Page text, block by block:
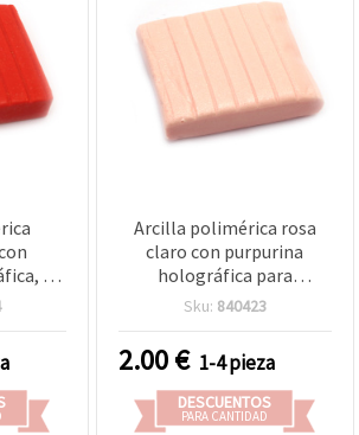
50
Arcilla polimérica rosa
claro con purpurina
holográfica para
manualidades, 50 g
Sku: 840423
2.00€ 1-4 pieza
DESCUENTOS
PARA CANTIDAD